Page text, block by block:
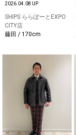
2026.04.08 UP
SHIPS ららぽーとEXPO
CITY店
藤田 / 170cm